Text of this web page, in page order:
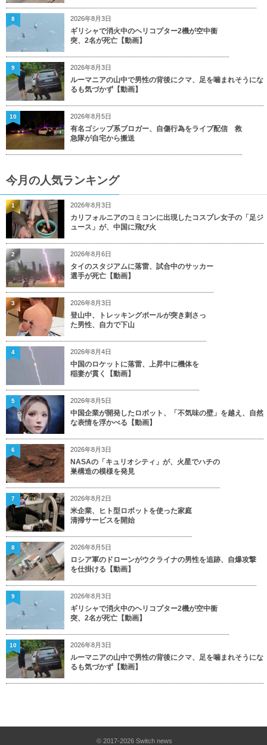
2026年8月3日
ギリシャで消火中のヘリコプター2機が空中衝
突、2名が死亡【動画】
8
2026年8月3日
ルーマニアの山中で男性の背後にクマ、足を噛まれそうにな
るも気づかず【動画】
9
2026年8月5日
有名ゴシップ系ブロガー、自傷行為をライブ配信 救
急隊が自宅から搬送
10
今月の人気ランキング
2026年8月3日
カリフォルニアのコミコンに出現したコスプレ女子の「足ジ
ュース」が、中国に飛び火
1
2026年8月6日
タイのスタジアムに落雷、試合中のサッカー
選手が死亡【動画】
2
2026年8月3日
登山中、トレッキングポールが突き刺さっ
た男性、自力で下山
3
2026年8月4日
中国のロケットに落雷、上昇中に機体を
稲妻が貫く【動画】
4
2026年8月5日
中国企業が開発したロボット、「不気味の壁」を越え、自然
な表情を浮かべる【動画】
5
2026年8月3日
NASAの「キュリオシティ」が、火星でハチの
巣構造の模様を発見
6
2026年8月2日
米企業、ヒト型ロボットを使った家庭
清掃サービスを開始
7
2026年8月5日
ロシア軍のドローンがウクライナの男性を追跡、自爆攻撃
を仕掛ける【動画】
8
2026年8月3日
ギリシャで消火中のヘリコプター2機が空中衝
突、2名が死亡【動画】
9
2026年8月3日
ルーマニアの山中で男性の背後にクマ、足を噛まれそうにな
るも気づかず【動画】
10
© 2017-2026Switch news